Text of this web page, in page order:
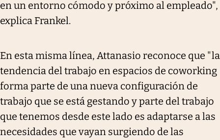
en un entorno cómodo y próximo al empleado",
explica Frankel.
En esta misma línea, Attanasio reconoce que "la
tendencia del trabajo en espacios de coworking
forma parte de una nueva configuración de
trabajo que se está gestando y parte del trabajo
que tenemos desde este lado es adaptarse a las
necesidades que vayan surgiendo de las